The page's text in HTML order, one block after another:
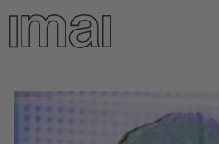
Direkt
zum
Inhalt